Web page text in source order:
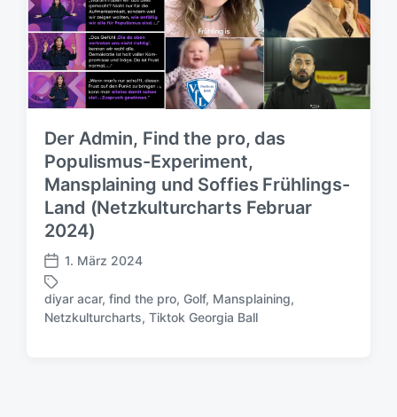
Der Admin, Find the pro, das
Populismus-Experiment,
Mansplaining und Soffies Frühlings-
Land (Netzkulturcharts Februar
2024)
V
e
r
ö
1. März 2024
S
diyar acar, find the pro, Golf, Mansplaining,
Netzkulturcharts, Tiktok Georgia Ball